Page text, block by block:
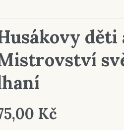
děti
Kč